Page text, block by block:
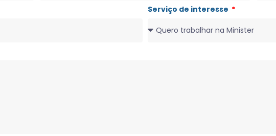
Serviço de interesse